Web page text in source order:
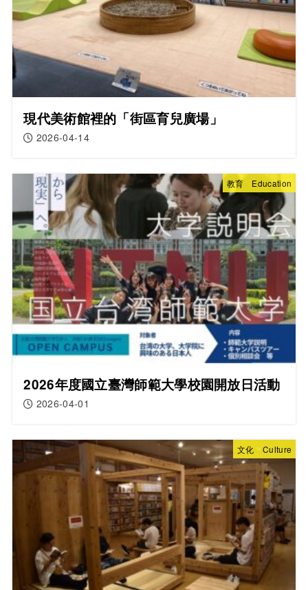
現代美術館裡的「街區育兒廣場」
2026-04-14
教育 Education
2026年度國立臺灣師範大學校園開放日活動
2026-04-01
文化 Culture